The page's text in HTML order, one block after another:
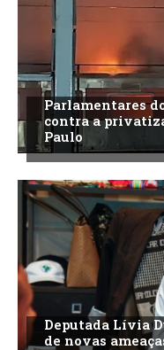
Parlamentares
contra a
Paulo
Deputada Lívia
de novas